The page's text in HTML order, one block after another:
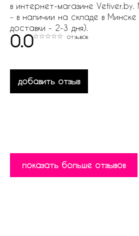
в интернет-магазине Vetiver.by.
- в наличии на складе в
доставки - 2-3 дня).
0.0 отзывов
добавить отзыв
показать больше отзывов